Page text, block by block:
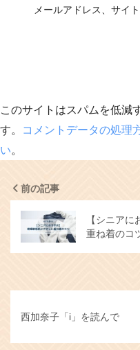
メールアドレス、サイ
このサイトはスパムを低減
す。
コメントデータの処理
い。
前の記事
【シニア
重ね着のコ
西加奈子「i」を読んで